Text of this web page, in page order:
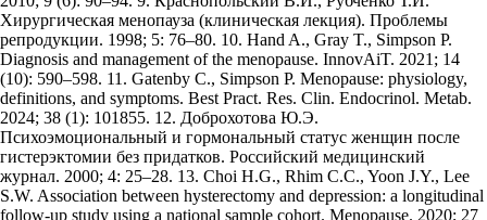
Хирургическая менопауза (клиническая лекция). Проблемы
репродукции. 1998; 5: 76–80. 10. Hand A., Gray T., Simpson P.
Diagnosis and management of the menopause. InnovAiT. 2021; 14
(10): 590–598. 11. Gatenby C., Simpson P. Menopause: physiology,
definitions, and symptoms. Best Pract. Res. Clin. Endocrinol. Metab.
2024; 38 (1): 101855. 12. Доброхотова Ю.Э.
Психоэмоциональный и гормональный статус женщин после
гистерэктомии без придатков. Российский медицинский
журнал. 2000; 4: 25–28. 13. Choi H.G., Rhim C.C., Yoon J.Y., Lee
S.W. Association between hysterectomy and depression: a longitudinal
follow-up study using a national sample cohort. Menopause. 2020; 27